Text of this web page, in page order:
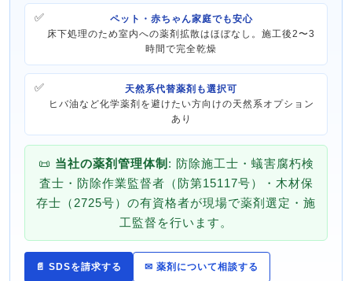
ペット・赤ちゃん家庭でも安心
床下処理のため室内への薬剤拡散はほぼなし。施工後2〜3
時間で完全乾燥
天然系代替薬剤も選択可
ヒバ油など化学薬剤を避けたい方向けの天然系オプション
あり
📜 当社の薬剤管理体制 : 防除施工士・蟻害腐朽検
査士・防除作業監督者（防第15117号）・木材保
存士（2725号）の有資格者が現場で薬剤選定・施
工監督を行います。
📄 SDSを請求する ✉ 薬剤について相談する